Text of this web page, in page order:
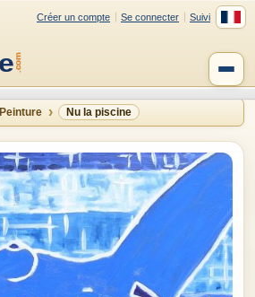
Créer un compte Se connecter Suivi
Peinture Nu la piscine